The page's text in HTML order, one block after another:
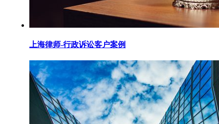
上海律师-行政诉讼客户案例